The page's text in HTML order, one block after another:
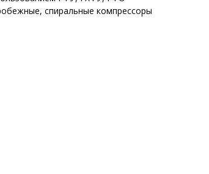
спиральные компрессоры